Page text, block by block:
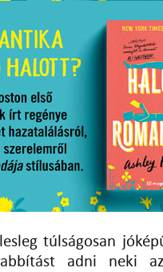
túlságosan
adni neki